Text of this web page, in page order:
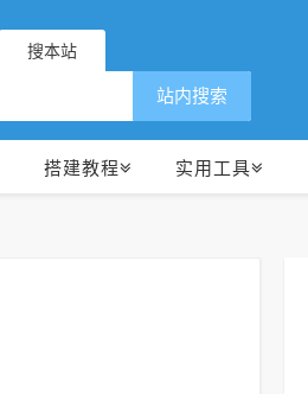
搜本站
站内搜索
搭建教程 实用工具